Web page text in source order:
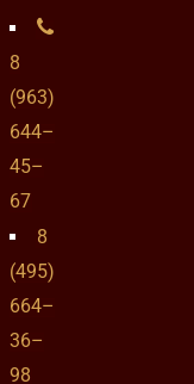
8
(963)
644–
45–
67
8
(495)
664–
36–
98